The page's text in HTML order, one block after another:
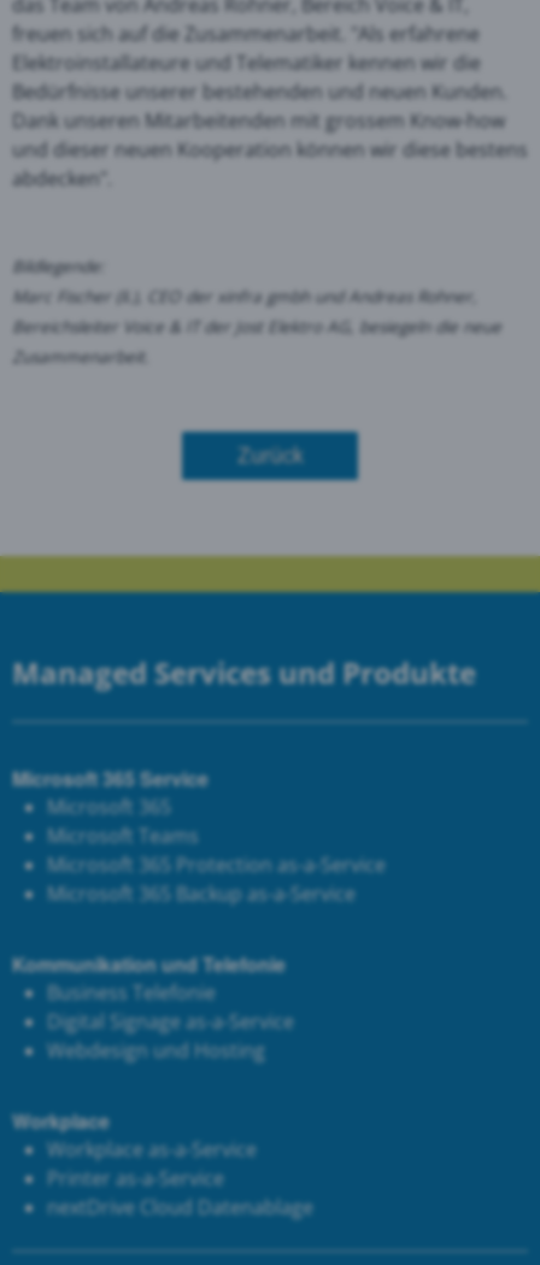
freuen sich auf die Zusammenarbeit. "Als erfahrene
Elektroinstallateure und Telematiker kennen wir die
Bedürfnisse unserer bestehenden und neuen Kunden.
Dank unseren Mitarbeitenden mit grossem Know-how
und dieser neuen Kooperation können wir diese bestens
abdecken".
Bildlegende:
Marc Fischer (li.), CEO der xinfra gmbh und Andreas Rohner,
Bereichsleiter Voice & IT der Jost Elektro AG, besiegeln die neue
Zusammenarbeit.
Zurück
Managed Services und Produkte
Microsoft 365 Service
Microsoft 365
Microsoft Teams
Microsoft 365 Protection as-a-Service
Microsoft 365 Backup as-a-Service
Kommunikation und Telefonie
Business Telefonie
Digital Signage as-a-Service
Webdesign und Hosting
Workplace
Workplace as-a-Service
Printer as-a-Service
nextDrive Cloud Datenablage